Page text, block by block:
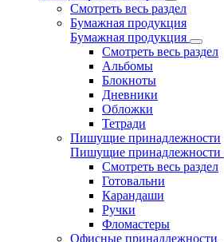
Смотреть весь раздел
Бумажная продукция
Бумажная продукция
Смотреть весь раздел
Альбомы
Блокноты
Дневники
Обложки
Тетради
Пишущие принадлежности
Пишущие принадлежности
Смотреть весь раздел
Готовальни
Карандаши
Ручки
Фломастеры
Офисные принадлежности